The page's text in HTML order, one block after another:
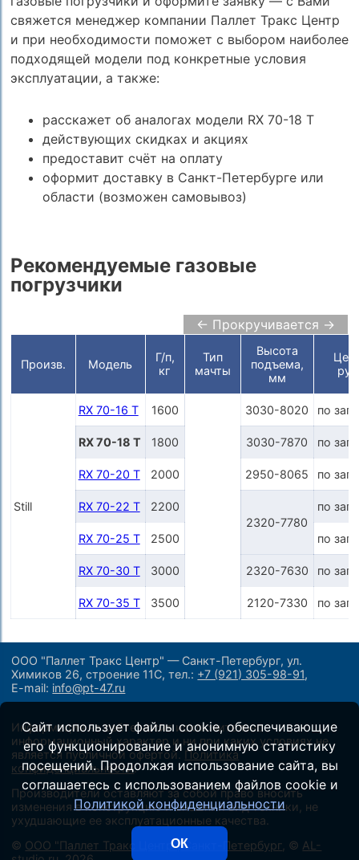
свяжется менеджер компании Паллет Тракс Центр
и при необходимости поможет с выбором наиболее
подходящей модели под конкретные условия
эксплуатации, а также:
расскажет об аналогах модели RX 70-18 T
действующих скидках и акциях
предоставит счёт на оплату
оформит доставку в Санкт-Петербурге или
области (возможен самовывоз)
Рекомендуемые газовые
погрузчики
← Прокручивается →
Произв. Модель
Г/п,
кг
Тип
мачты
Высота
подъема,
мм
Still
RX 70-16 T 1600 3030-8020 по
RX 70-18 T 1800 3030-7870 по
RX 70-20 T 2000 2950-8065 по
RX 70-22 T
2200
2320-7780
по
RX 70-25 T 2500 по
RX 70-30 T 3000 2320-7630 по
RX 70-35 T 3500 2120-7330 по
ООО "Паллет Тракс Центр" — Санкт-Петербург, ул.
Химиков 26, строение 11С,тел.: +7 (921) 305-98-91,
E-mail: info@pt-47.ru
Информация на сайте носит исключительно
информационный характер и ни при каких условиях не
является публичной офертой. Политика
конфиденциальности.
Производители оставляют за собой право вносить
изменения в конструкцию и внешний вид техники, не
ухудшающие ее эксплуатационные качества.
© ООО "Паллет Тракс Центр", Санкт-Петербург , © AL-
Сайт использует файлы cookie, обеспечивающие
его функционирование и анонимную статистику
посещений. Продолжая использование сайта, вы
соглашаетесь с использованием файлов cookie и
Политикой конфиденциальности
ОК